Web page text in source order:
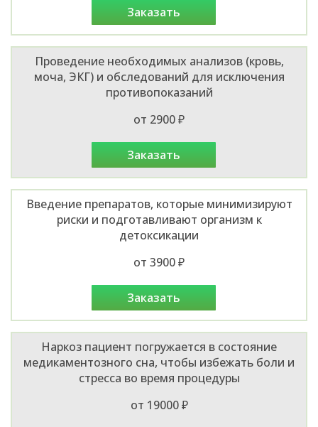
заказать
Проведение необходимых анализов (кровь,
моча, ЭКГ) и обследований для исключения
противопоказаний
от 2900 ₽
заказать
Введение препаратов, которые минимизируют
риски и подготавливают организм к
детоксикации
от 3900 ₽
заказать
Наркоз пациент погружается в состояние
медикаментозного сна, чтобы избежать боли и
стресса во время процедуры
от 19000 ₽